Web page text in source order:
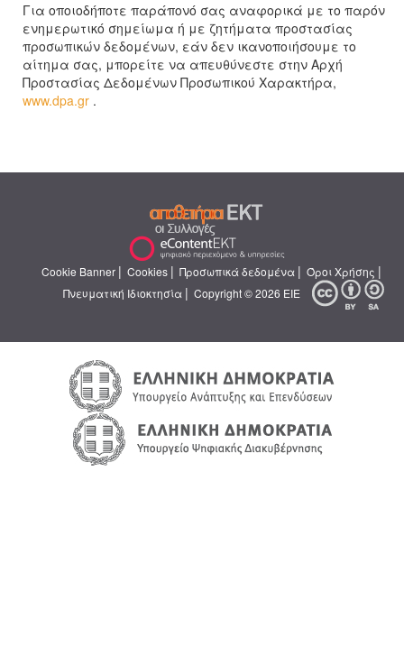
Για οποιοδήποτε παράπονό σας αναφορικά με το παρόν
ενημερωτικό σημείωμα ή με ζητήματα προστασίας
προσωπικών δεδομένων, εάν δεν ικανοποιήσουμε το
αίτημα σας, μπορείτε να απευθύνεστε στην Αρχή
Προστασίας Δεδομένων Προσωπικού Χαρακτήρα,
www.dpa.gr .
Cookie Banner | Cookies | Προσωπικά δεδομένα | Όροι Χρήσης |
Πνευματική Ιδιοκτησία | Copyright © 2026 ΕΙΕ